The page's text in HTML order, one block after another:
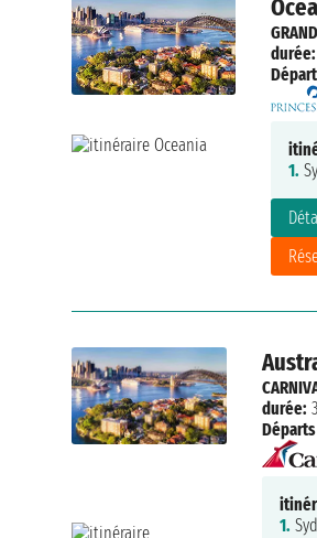
durée:
1.
durée:
1.